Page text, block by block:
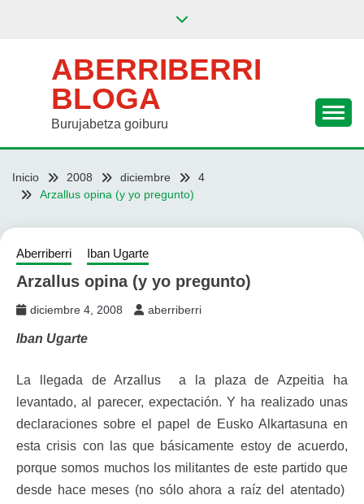
ABERRIBERRI
BLOGA
Burujabetza goiburu
Inicio 2008 diciembre
4
Arzallus opina (y yo pregunto)
Aberriberri Iban Ugarte
Arzallus opina (y yo pregunto)
diciembre 4, 2008 aberriberri
Iban Ugarte
La llegada de Arzallus a la plaza de Azpeitia ha
levantado, al parecer, expectación. Y ha realizado unas
declaraciones sobre el papel de Eusko Alkartasuna en
esta crisis con las que básicamente estoy de acuerdo,
porque somos muchos los militantes de este partido que
desde hace meses (no sólo ahora a raíz del atentado)